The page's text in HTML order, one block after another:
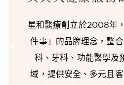
星和醫療創立於2008年
件事」的品牌理念，整
科、牙科、功能醫學及
域，提供安全、多元且